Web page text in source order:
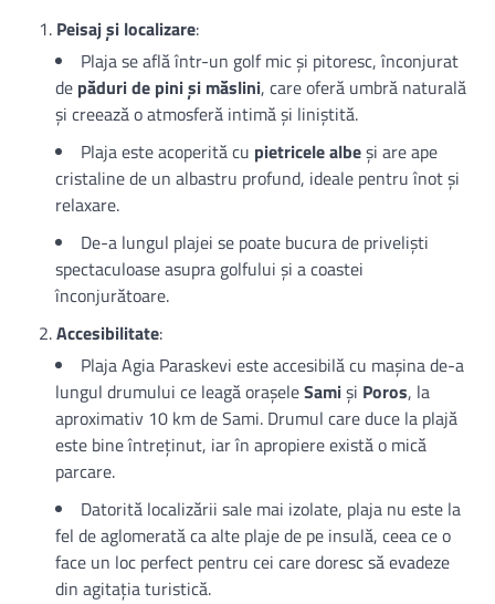
Peisaj și localizare:
Plaja se află într-un golf mic și pitoresc, înconjurat
de păduri de pini și măslini, care oferă umbră naturală
și creează o atmosferă intimă și liniștită.
Plaja este acoperită cu pietricele albeși are ape
cristaline de un albastru profund, ideale pentru înot și
relaxare.
De-a lungul plajei se poate bucura de priveliști
spectaculoase asupra golfului și a coastei
înconjurătoare.
Accesibilitate:
Plaja Agia Paraskevi este accesibilă cu mașina de-a
lungul drumului ce leagă orașeleSamiși Poros, la
aproximativ 10 km de Sami. Drumul care duce la plajă
este bine întreținut, iar în apropiere există o mică
parcare.
Datorită localizării sale mai izolate, plaja nu este la
fel de aglomerată ca alte plaje de pe insulă, ceea ce o
face un loc perfect pentru cei care doresc să evadeze
din agitația turistică.